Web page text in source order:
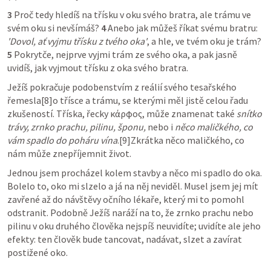
3 Proč tedy hledíš na třísku v oku svého bratra, ale trámu ve
svém oku si nevšímáš? 4
'Dovol, ať vyjmu třísku z tvého oka'
5 Pokrytče, nejprve vyjmi trám ze svého oka, a pak jasně
uvidíš, jak vyjmout třísku z oka svého bratra.
Ježíš pokračuje podobenstvím z reálií svého tesařského
řemesla[8]o třísce a trámu, se kterými měl jistě celou řadu
zkušeností. Tříska, řecky κάρφος, může znamenat také snítko
trávy, zrnko prachu, pilinu, šponu, nebo i něco maličkého, co
vám spadlo do poháru vína.[9]Zkrátka něco maličkého, co
nám může znepříjemnit život.
Jednou jsem procházel kolem stavby a něco mi spadlo do oka.
Bolelo to, oko mi slzelo a já na něj neviděl. Musel jsem jej mít
zavřené až do návštěvy očního lékaře, který mi to pomohl
odstranit. Podobně Ježíš naráží na to, že zrnko prachu nebo
pilinu v oku druhého člověka nejspíš neuvidíte; uvidíte ale jeho
efekty: ten člověk bude tancovat, nadávat, slzet a zavírat
postižené oko.